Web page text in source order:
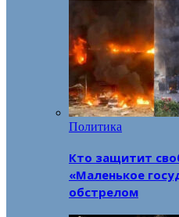
Политика
Кто защитит
«Маленькое
обстрелом